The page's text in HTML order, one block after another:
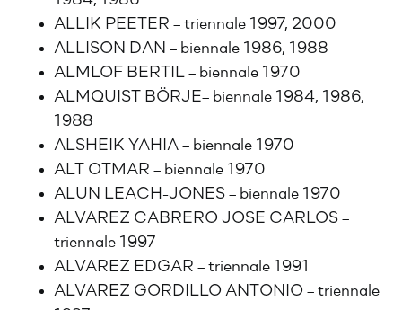
ALLIK PEETER – triennale 1997, 2000
ALLISON DAN – biennale 1986, 1988
ALMLOF BERTIL – biennale 1970
ALMQUIST BÖRJE– biennale 1984, 1986,
1988
ALSHEIK YAHIA – biennale 1970
ALT OTMAR – biennale 1970
ALUN LEACH-JONES – biennale 1970
ALVAREZ CABRERO JOSE CARLOS –
triennale 1997
ALVAREZ EDGAR – triennale 1991
ALVAREZ GORDILLO ANTONIO – triennale